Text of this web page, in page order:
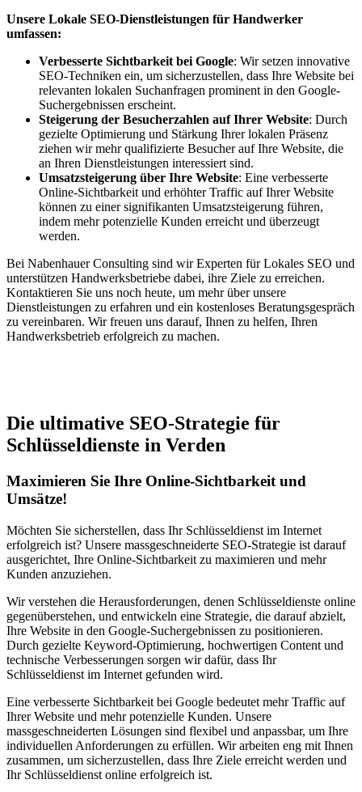
Unsere Lokale SEO-Dienstleistungen für Handwerker
umfassen:
Verbesserte Sichtbarkeit bei Google: Wir setzen innovative
SEO-Techniken ein, um sicherzustellen, dass Ihre Website bei
relevanten lokalen Suchanfragen prominent in den Google-
Suchergebnissen erscheint.
Steigerung der Besucherzahlen auf Ihrer Website: Durch
gezielte Optimierung und Stärkung Ihrer lokalen Präsenz
ziehen wir mehr qualifizierte Besucher auf Ihre Website, die
an Ihren Dienstleistungen interessiert sind.
Umsatzsteigerung über Ihre Website: Eine verbesserte
Online-Sichtbarkeit und erhöhter Traffic auf Ihrer Website
können zu einer signifikanten Umsatzsteigerung führen,
indem mehr potenzielle Kunden erreicht und überzeugt
werden.
Bei Nabenhauer Consulting sind wir Experten für Lokales SEO und
unterstützen Handwerksbetriebe dabei, ihre Ziele zu erreichen.
Kontaktieren Sie uns noch heute, um mehr über unsere
Dienstleistungen zu erfahren und ein kostenloses Beratungsgespräch
zu vereinbaren. Wir freuen uns darauf, Ihnen zu helfen, Ihren
Handwerksbetrieb erfolgreich zu machen.
Die ultimative SEO-Strategie für
Schlüsseldienste in Verden
Maximieren Sie Ihre Online-Sichtbarkeit und
Umsätze!
Möchten Sie sicherstellen, dass Ihr Schlüsseldienst im Internet
erfolgreich ist? Unsere massgeschneiderte SEO-Strategie ist darauf
ausgerichtet, Ihre Online-Sichtbarkeit zu maximieren und mehr
Kunden anzuziehen.
Wir verstehen die Herausforderungen, denen Schlüsseldienste online
gegenüberstehen, und entwickeln eine Strategie, die darauf abzielt,
Ihre Website in den Google-Suchergebnissen zu positionieren.
Durch gezielte Keyword-Optimierung, hochwertigen Content und
technische Verbesserungen sorgen wir dafür, dass Ihr
Schlüsseldienst im Internet gefunden wird.
Eine verbesserte Sichtbarkeit bei Google bedeutet mehr Traffic auf
Ihrer Website und mehr potenzielle Kunden. Unsere
massgeschneiderten Lösungen sind flexibel und anpassbar, um Ihre
individuellen Anforderungen zu erfüllen. Wir arbeiten eng mit Ihnen
zusammen, um sicherzustellen, dass Ihre Ziele erreicht werden und
Ihr Schlüsseldienst online erfolgreich ist.